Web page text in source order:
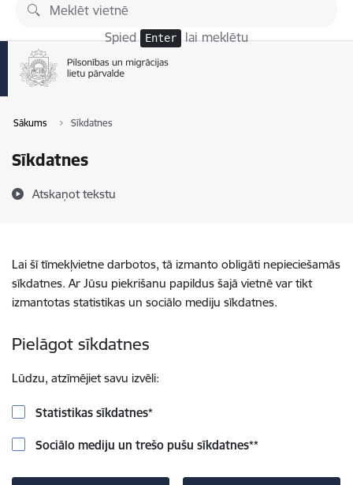
Pāriet uz lapas saturu
Spied Enter lai meklētu
Sākums Sīkdatnes
Sīkdatnes
Atskaņot tekstu
Lai šī tīmekļvietne darbotos, tā izmanto obligāti nepieciešamās
sīkdatnes. Ar Jūsu piekrišanu papildus šajā vietnē var tikt
izmantotas statistikas un sociālo mediju sīkdatnes.
Pielāgot sīkdatnes
Lūdzu, atzīmējiet savu izvēli:
Statistikas sīkdatnes*
Sociālo mediju un trešo pušu sīkdatnes**